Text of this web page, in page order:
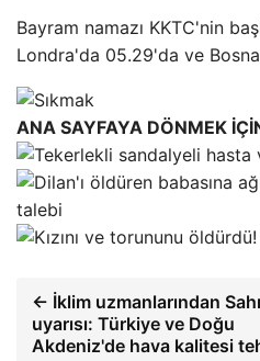
Bayram namazı KKTC'nin
Londra'da 05.29'da ve
ANA SAYFAYA DÖNMEK
talebi
← İklim uzmanlarından
uyarısı: Türkiye ve Doğu
Akdeniz'de hava kalitesi